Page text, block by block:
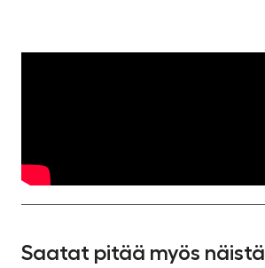
Saatat pitää myös näistä